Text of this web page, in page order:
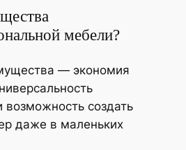
мебели?
— экономия
возможность создать
даже в маленьких